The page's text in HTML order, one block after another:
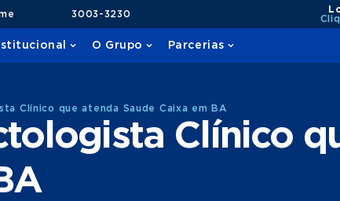
3003-3230
O Grupo Parcerias
Clínico que atenda Saude Caixa em BA
Clínico